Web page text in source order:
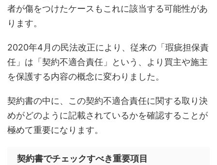
者が傷をつけたケースもこれに該当する可能性があ
ります。
2020年4月の民法改正により、従来の「瑕疵担保責
任」は「契約不適合責任」という、より買主や施主
を保護する内容の概念に変わりました。
契約書の中に、この契約不適合責任に関する取り決
めがどのように記載されているかを確認することが
極めて重要になります。
契約書でチェックすべき重要項目